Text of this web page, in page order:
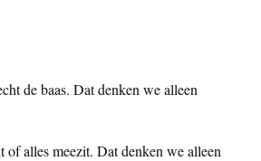
de baas. Dat denken we alleen
alles meezit. Dat denken we alleen